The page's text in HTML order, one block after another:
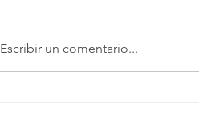
Escribir un comentario...